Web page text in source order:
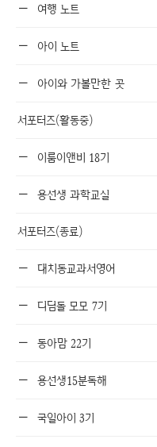
여행 노트
아이 노트
아이와 가볼만한 곳
서포터즈(활동중)
이룸이앤비 18기
용선생 과학교실
서포터즈(종료)
대치동교과서영어
디딤돌 모모 7기
동아맘 22기
용선생15분독해
국일아이 3기